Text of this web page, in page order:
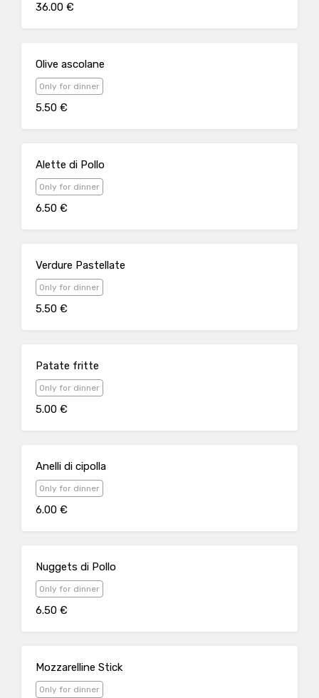
36.00 €
Olive ascolane
Only for dinner
5.50 €
Alette di Pollo
Only for dinner
6.50 €
Verdure Pastellate
Only for dinner
5.50 €
Patate fritte
Only for dinner
5.00 €
Anelli di cipolla
Only for dinner
6.00 €
Nuggets di Pollo
Only for dinner
6.50 €
Mozzarelline Stick
Only for dinner